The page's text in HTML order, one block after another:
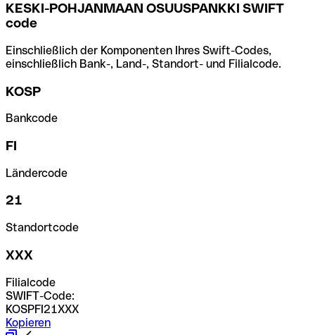
KESKI-POHJANMAAN OSUUSPANKKI SWIFT
code
Einschließlich der Komponenten Ihres Swift-Codes,
einschließlich Bank-, Land-, Standort- und Filialcode.
KOSP
Bankcode
FI
Ländercode
21
Standortcode
XXX
Filialcode
SWIFT-Code:
KOSPFI21XXX
Kopieren